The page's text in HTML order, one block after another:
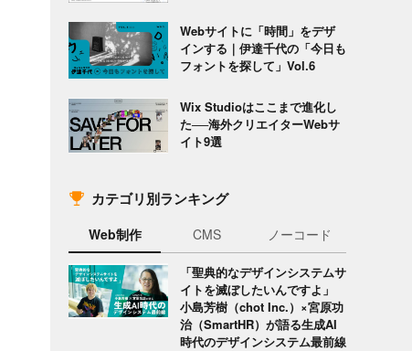
Webサイトに「時間」をデザ
インする｜伊達千代の「今日も
フォントを探して」Vol.6
Wix Studioはここまで進化し
た──海外クリエイターWebサ
イト9選
カテゴリ別ランキング
Web制作 CMS ノーコード
「聖典的なデザインシステムサ
イトを滅ぼしたいんですよ」
小島芳樹（chot Inc.）×宮原功
治（SmartHR）が語る生成AI
時代のデザインシステム最前線